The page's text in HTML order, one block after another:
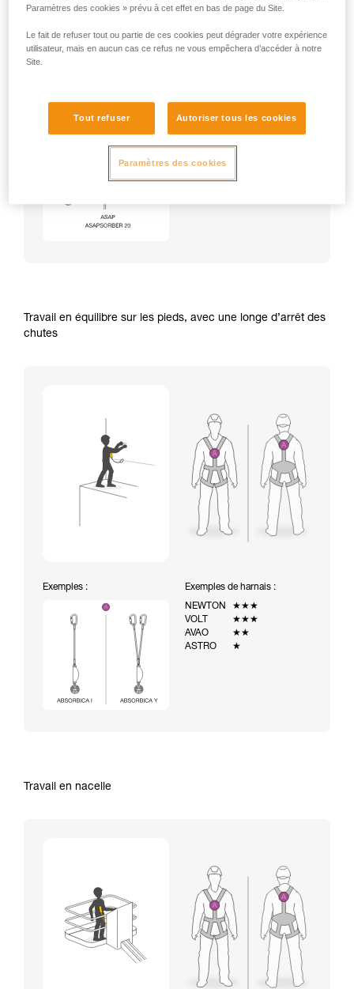
Exemple :
Exemples de harnais :
NEWTON
★★★
VOLT
★★★
AVAO
ASTRO
★
Travail en équilibre sur les pieds, avec une longe d’arrêt des
chutes
Exemples :
Exemples de harnais :
NEWTON
★★★
VOLT
★★★
AVAO
★★
ASTRO
★
Travail en nacelle
Paramètres des cookies » prévu à cet effet en bas de page du Site.
Le fait de refuser tout ou partie de ces cookies peut dégrader votre expérience
utilisateur, mais en aucun cas ce refus ne vous empêchera d’accéder à notre
Site.
Tout refuser Autoriser tous les cookies
Paramètres des cookies